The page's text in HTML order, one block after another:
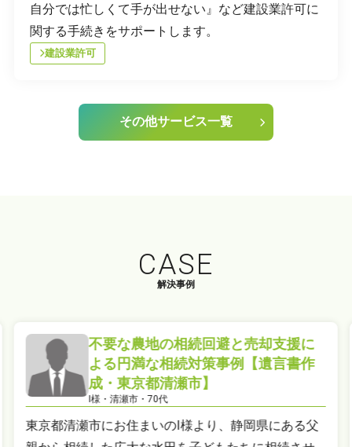
自分では忙しくて手が出せない』など建設業許可に
関する手続きをサポートします。
建設業許可
その他サービス一覧
CASE
解決事例
不要な農地の相続回避と売却支援に
よる円満な相続対策事例【遺言書作
成・東京都清瀬市】
I様・清瀬市・70代
東京都清瀬市にお住まいのI様より、静岡県にある父